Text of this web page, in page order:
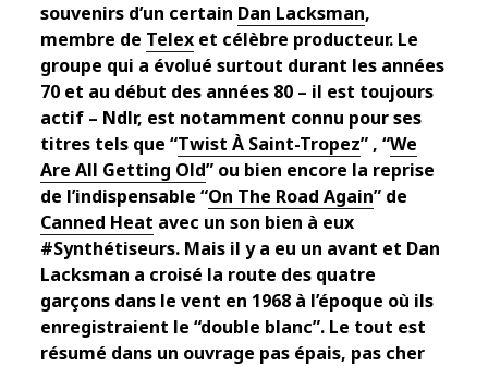
souvenirs d’un certain Dan Lacksman,
membre de Telex et célèbre producteur. Le
groupe qui a évolué surtout durant les années
70 et au début des années 80 – il est toujours
actif – Ndlr, est notamment connu pour ses
titres tels que “Twist À Saint-Tropez” , “We
Are All Getting Old” ou bien encore la reprise
de l’indispensable “On The Road Again” de
Canned Heat avec un son bien à eux
#Synthétiseurs. Mais il y a eu un avant et Dan
Lacksman a croisé la route des quatre
garçons dans le vent en 1968 à l’époque où ils
enregistraient le “double blanc”. Le tout est
résumé dans un ouvrage pas épais, pas cher